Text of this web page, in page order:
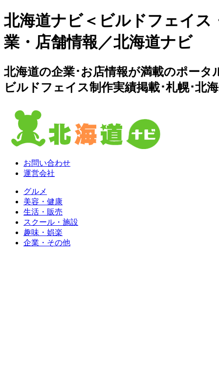
北海道ナビ＜ビルドフェイ
業・店舗情報／北海道ナビ
北海道の企業･お店情報が満載のポー
ビルドフェイス制作実績掲載･札幌･北
お問い合わせ
運営会社
グルメ
美容・健康
生活・販売
スクール・施設
趣味・娯楽
企業・その他